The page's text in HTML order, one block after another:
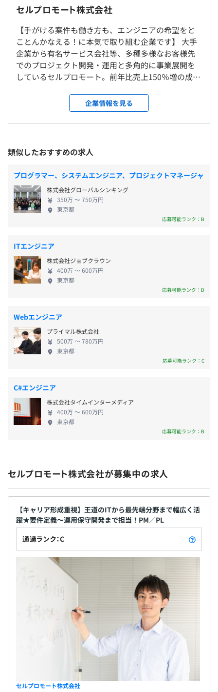
す。
◆学習支援
・書籍代全額負担（資格取得・技術習得に関する書籍が対
象）
・資格取得支援制度（受験代を会社が全額支給）
・社内のオンライン勉強会に参加可能
しました
◆キャリアプランが豊富
多数のキャリアプランがご提供できますので、今後を見据
えて上司や代表、キャリアカウンセラーと一緒にあなたに
合ったプランを見つけていきましょう。
エンジニアの描く理想の未来をかなえるためなら、転職や
相談の上、支給いたします。
プロジェクトごとに選択、オブジェクト指向、ウォーター
フォール、アジャイル、スクラム
Docker
【キャッチアップ事例】
①33歳／男性／入社3年目
前職：システム会社 業務系システム開発
前職年収：350万円
当社入社理由：入社からほとんど変化がない業務内容が
長年続き、スキルアップができないことに不安を感じてい
当社の案件の豊富さ、担当領域の広さに
魅力を感じ入社。
入社後：年収600万円達成！大手通信企業でさらにスキ
ルアップ中！
使用言語：C#
②31歳／女性／入社1年目
前職：地方中堅SIer アプリケーション開発
前職年収：450万円
当社入社理由：フリーランス転身を目指す中で、スキル
就業場所の変更範囲
渋谷ITラボもしくはお客様先での勤務となります
＜変更範囲＞
変更なし
受動喫煙防止措置に関する事項
従業員に対する受動喫煙対策：あり
対策内容：屋内原則禁煙（喫煙室あり）
・祝日
・夏季休暇
・年末年始休暇
・有給休暇
・特別休暇
・誕生日休暇
・時間外手当（みなし残業時間超過分）
・役職手当
・勤続手当
業績賞与あり：年1回
各種社会保険完備
（雇用保険・労災保険・健康保険・厚生年金保険）
無期雇用
セルプロモート株式会社
【手がける案件も働き方も、エンジニアの希望をと
ことんかなえる！に本気で取り組む企業です】 大手
企業から有名サービス会社等、多種多様なお客様先
でのプロジェクト開発・運用と多角的に事業展開を
しているセルプロモート。前年比売上150％増の成長
事業を展開する大手企業各社との直取引をメインと
しており、Webサービス ／スマホアプリ ／基幹業務
システムなどの案件をクライアント先での開発およ
件をやるかはエンジニア主導。エンジニアがチャレ
ンジしたい技術・開発に必要な人員や納期、見積金
額など、エンジニアの希望を営業が拾いあげて、手が
けるプロジェクトを決めています。 最近の事例で
は、VRの最先端アプリ開発にチャレンジしたいとい
うエンジニアの希望からすぐにプロジェクトが決ま
るなど、エンジニア発信で新しい領域を積極的に広
楽しみ、よりよいものをつくることができる環境づ
くりをこれからもどんどん推進していきたいと考え
ています。 ご提供できるキャリアプランは多くある
ので、上司や弊社代表と今後を見据え、あなたに合
ったキャリアプラン決めていきましょう。 【サポー
ャリアプランをご提供しています。 自分のやりたい
ことや叶えたい夢を経営陣や弊社代表に直接発信で
きるのも最大の魅力で、将来的にPMやPLといったポ
ジションを目指す方もいれば、独立や起業をする方
などに対しても当社は積極的にサポートをさせてい
つのキャリアコースをご用意しています。 ◎仲間入
りコース 当社の社員として共に会社を創っていく
キャリアです。 安定した環境を維持しつつ、エン
ジニアとしての成長はもちろん、経営などにも携わ
ができないことに不安を感じていた。 セ
ルプロモートの案件の豊富さ、担当領域の広さを魅
⼒に感じ⼊社。 ◎踏み台コース 当社でスキルを磨
きつつ、希望の転職先を探していくキャリアです。
希望の転職先が見つかった際にはセルプロモート
が転籍交渉もさせていただきます。 ・実例：某大
手自社サービス企業へ転職成功！ SESと
して2つのPJに計4年参画のちに転職。 ◎脱サラコー
ス 将来的に独立し、フリーランスや経営者として
自分らしく働いていくことを目指すキャリアです。
独立後も案件の紹介などを優先的に行い、安心し
て働けるようサポートします。 ・実例：入社当初
よりフリーランスになることを前提に入社。
入社時は要件定義〜テストまでの経験あ
り。 一方でPLとしての実務経験が不足し
ていたため、組織でのみ実務実績を積める
PLとして案件に参画することで、フリー
ランスになった際にも幅広いフィールドで活躍でき
るスキルを身につけ脱サラ成功！ 現在は
企業情報を見る
類似したおすすめの求人
プログラマー、システムエンジニア、プロジェクトマネージャ
株式会社グローバルシンキング
350万 〜 750万円
東京都
応募可能ランク：B
ITエンジニア
株式会社ジョブクラウン
400万 〜 600万円
東京都
応募可能ランク：D
Webエンジニア
プライマル株式会社
500万 〜 780万円
東京都
応募可能ランク：C
C#エンジニア
株式会社タイムインターメディア
400万 〜 600万円
東京都
応募可能ランク：B
セルプロモート株式会社が募集中の求人
【キャリア形成重視】王道のITから最先端分野まで幅広く活
躍★要件定義～運用保守開発まで担当！PM／PL
通過ランク：C
セルプロモート株式会社